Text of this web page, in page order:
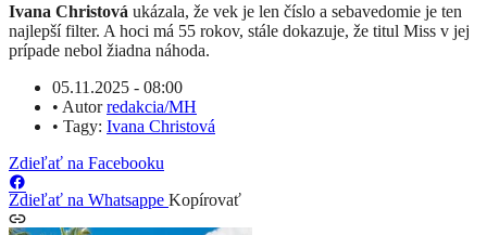
Ivana Christová ukázala, že vek je len číslo a sebavedomie je ten
najlepší filter. A hoci má 55 rokov, stále dokazuje, že titul Miss v jej
prípade nebol žiadna náhoda.
05.11.2025 - 08:00
• Autorredakcia/MH
• Tagy: Ivana Christová
Zdieľať na Facebooku
Zdieľať na Whatsappe Kopírovať